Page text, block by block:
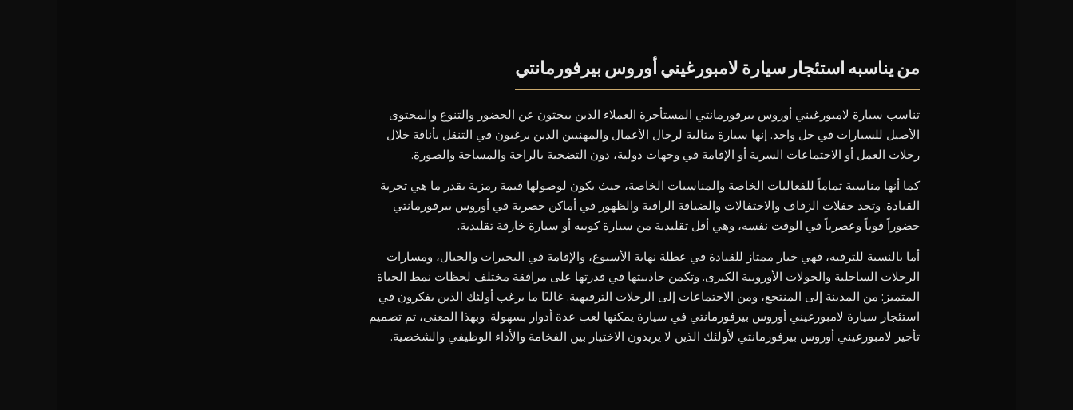
من يناسبه استئجار سيارة لامبورغيني أوروس بيرفورمانتي
تناسب سيارة لامبورغيني أوروس بيرفورمانتي المستأجرة العملاء الذين يبحثون عن الحضور والتنوع والمحتوى
الأصيل للسيارات في حل واحد. إنها سيارة مثالية لرجال الأعمال والمهنيين الذين يرغبون في التنقل بأناقة خلال
رحلات العمل أو الاجتماعات السرية أو الإقامة في وجهات دولية، دون التضحية بالراحة والمساحة والصورة.
كما أنها مناسبة تماماً للفعاليات الخاصة والمناسبات الخاصة، حيث يكون لوصولها قيمة رمزية بقدر ما هي تجربة
القيادة. وتجد حفلات الزفاف والاحتفالات والضيافة الراقية والظهور في أماكن حصرية في أوروس بيرفورمانتي
حضوراً قوياً وعصرياً في الوقت نفسه، وهي أقل تقليدية من سيارة كوبيه أو سيارة خارقة تقليدية.
أما بالنسبة للترفيه، فهي خيار ممتاز للقيادة في عطلة نهاية الأسبوع، والإقامة في البحيرات والجبال، ومسارات
الرحلات الساحلية والجولات الأوروبية الكبرى. وتكمن جاذبيتها في قدرتها على مرافقة مختلف لحظات نمط الحياة
المتميز: من المدينة إلى المنتجع، ومن الاجتماعات إلى الرحلات الترفيهية. غالبًا ما يرغب أولئك الذين يفكرون في
استئجار سيارة لامبورغيني أوروس بيرفورمانتي في سيارة يمكنها لعب عدة أدوار بسهولة. وبهذا المعنى، تم تصميم
تأجير لامبورغيني أوروس بيرفورمانتي لأولئك الذين لا يريدون الاختيار بين الفخامة والأداء الوظيفي والشخصية.